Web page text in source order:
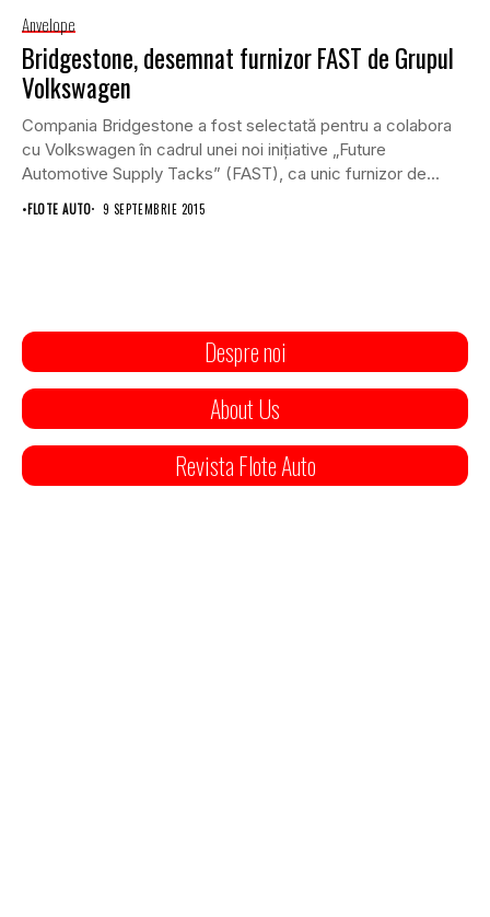
Anvelope
Bridgestone, desemnat furnizor FAST de Grupul
Volkswagen
Compania Bridgestone a fost selectată pentru a colabora
cu Volkswagen în cadrul unei noi iniţiative „Future
Automotive Supply Tacks” (FAST), ca unic furnizor de...
•FLOTE AUTO 9 SEPTEMBRIE 2015
Despre noi
About Us
Revista Flote Auto